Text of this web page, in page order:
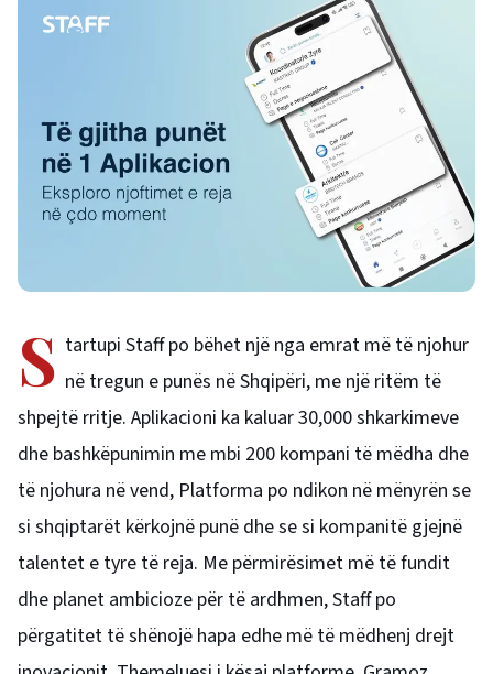
S tartupi Staff po bëhet një nga emrat më të njohur
në tregun e punës në Shqipëri, me një ritëm të
shpejtë rritje. Aplikacioni ka kaluar 30,000 shkarkimeve
dhe bashkëpunimin me mbi 200 kompani të mëdha dhe
të njohura në vend, Platforma po ndikon në mënyrën se
si shqiptarët kërkojnë punë dhe se si kompanitë gjejnë
talentet e tyre të reja. Me përmirësimet më të fundit
dhe planet ambicioze për të ardhmen, Staff po
përgatitet të shënojë hapa edhe më të mëdhenj drejt